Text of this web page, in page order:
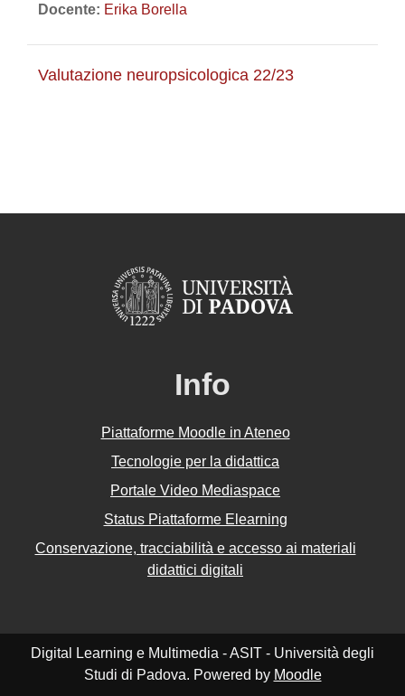
Docente: Erika Borella
Valutazione neuropsicologica 22/23
Info
Piattaforme Moodle in Ateneo
Tecnologie per la didattica
Portale Video Mediaspace
Status Piattaforme Elearning
Conservazione, tracciabilità e accesso ai materiali
didattici digitali
Digital Learning e Multimedia - ASIT - Università degli
Studi di Padova. Powered by Moodle